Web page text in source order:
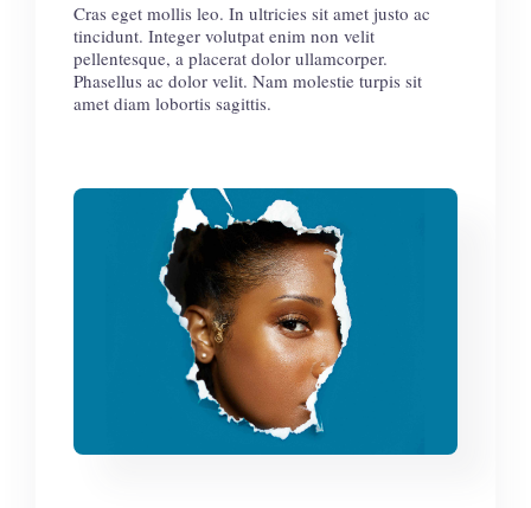
Cras eget mollis leo. In ultricies sit amet justo ac
tincidunt. Integer volutpat enim non velit
pellentesque, a placerat dolor ullamcorper.
Phasellus ac dolor velit. Nam molestie turpis sit
amet diam lobortis sagittis.